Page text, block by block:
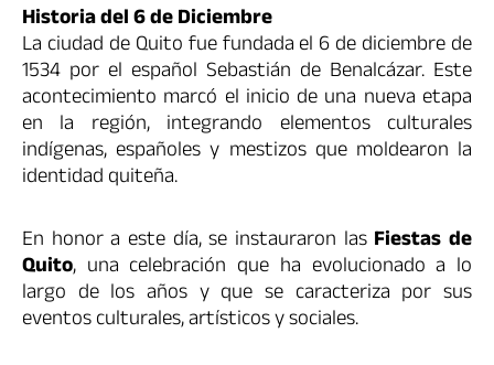
Historia del 6 de Diciembre
La ciudad de Quito fue fundada el 6 de diciembre de
1534 por el español Sebastián de Benalcázar. Este
acontecimiento marcó el inicio de una nueva etapa
en la región, integrando elementos culturales
indígenas, españoles y mestizos que moldearon la
identidad quiteña.
En honor a este día, se instauraron las Fiestas de
Quito, una celebración que ha evolucionado a lo
largo de los años y que se caracteriza por sus
eventos culturales, artísticos y sociales.